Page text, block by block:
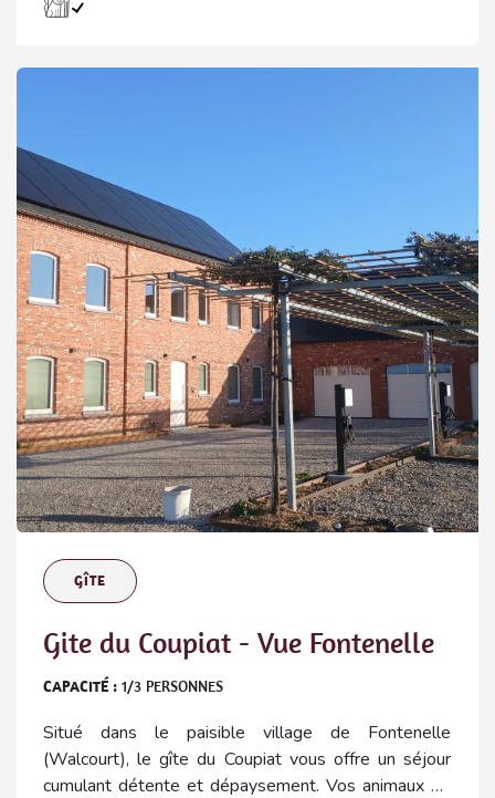
GÎTE
Gite du Coupiat - Vue Fontenelle
CAPACITÉ : 1/3 PERSONNES
Situé dans le paisible village de Fontenelle
(Walcourt), le gîte du Coupiat vous offre un séjour
cumulant détente et dépaysement. Vos animaux de